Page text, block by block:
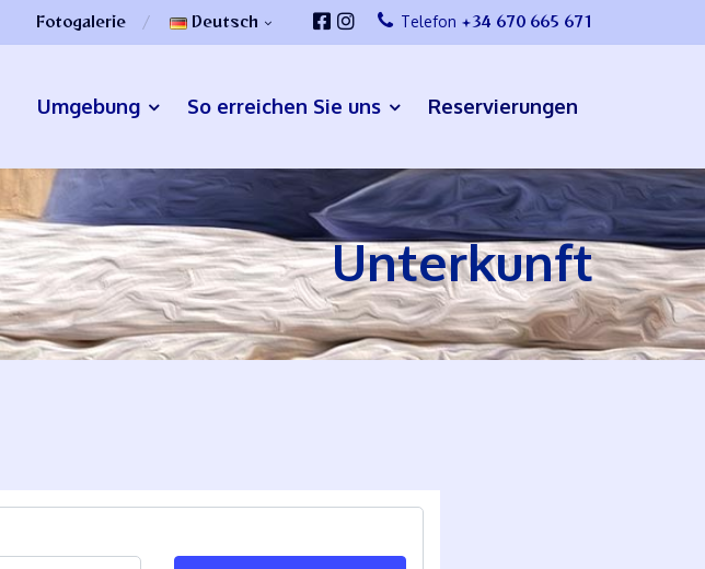
Fotogalerie Deutsch Telefon +34 670 665 671
Umgebung So erreichen Sie uns Reservierungen
Unterkunft